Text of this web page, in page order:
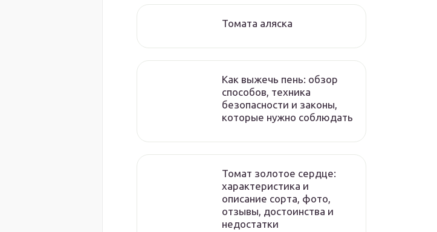
Томата аляска
Как выжечь пень: обзор
способов, техника
безопасности и законы,
которые нужно соблюдать
Томат золотое сердце:
характеристика и
описание сорта, фото,
отзывы, достоинства и
недостатки